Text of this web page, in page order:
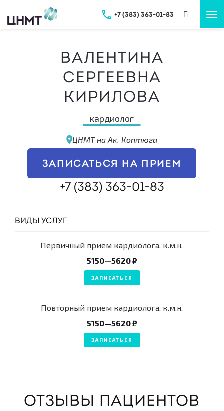
+7 (383) 363-01-83
Валентина
Сергеевна
Кирилова
кардиолог
ЦНМТ на Ак. Коптюга
ЗАПИСАТЬСЯ НА ПРИЕМ
+7 (383) 363-01-83
ВИДЫ УСЛУГ
Первичный прием кардиолога, к.м.н.
5150—5620 ₽
ЗАПИСАТЬСЯ
Повторный прием кардиолога, к.м.н.
5150—5620 ₽
ЗАПИСАТЬСЯ
ОТЗЫВЫ ПАЦИЕНТОВ